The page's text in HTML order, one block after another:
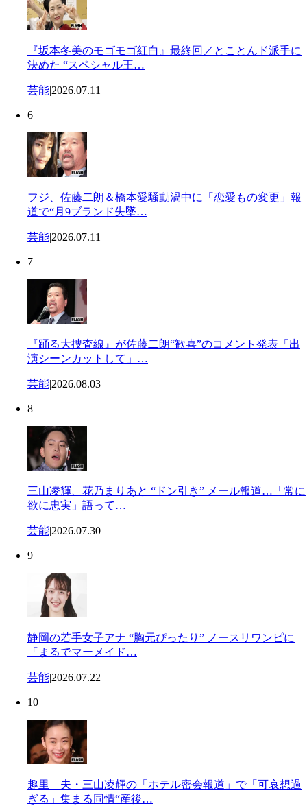
『坂本冬美のモゴモゴ紅白』最終回／とことんド派手に
決めた “スペシャル王…
芸能|2026.07.11
6
フジ、佐藤二朗＆橋本愛騒動渦中に「恋愛もの変更」報
道で“月9ブランド失墜…
芸能|2026.07.11
7
『踊る大捜査線』が佐藤二朗“歓喜”のコメント発表「出
演シーンカットして」…
芸能|2026.08.03
8
三山凌輝、花乃まりあと “ドン引き” メール報道…「常に
欲に忠実」語って…
芸能|2026.07.30
9
静岡の若手女子アナ “胸元ぴったり” ノースリワンピに
「まるでマーメイド…
芸能|2026.07.22
10
趣里 夫・三山凌輝の「ホテル密会報道」で「可哀想過
ぎる」集まる同情“産後…